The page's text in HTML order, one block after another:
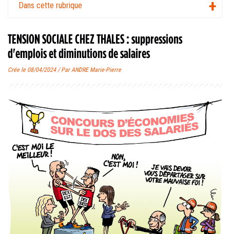
Dans cette rubrique
TENSION SOCIALE CHEZ THALES : suppressions
d'emplois et diminutions de salaires
Crée le 08/04/2024 / Par ANDRE Marie-Pierre